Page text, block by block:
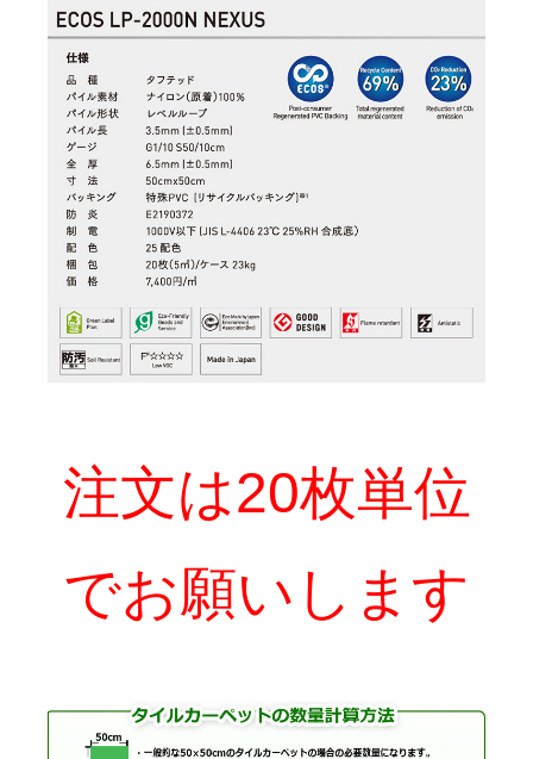
注文は20枚単位
でお願いします